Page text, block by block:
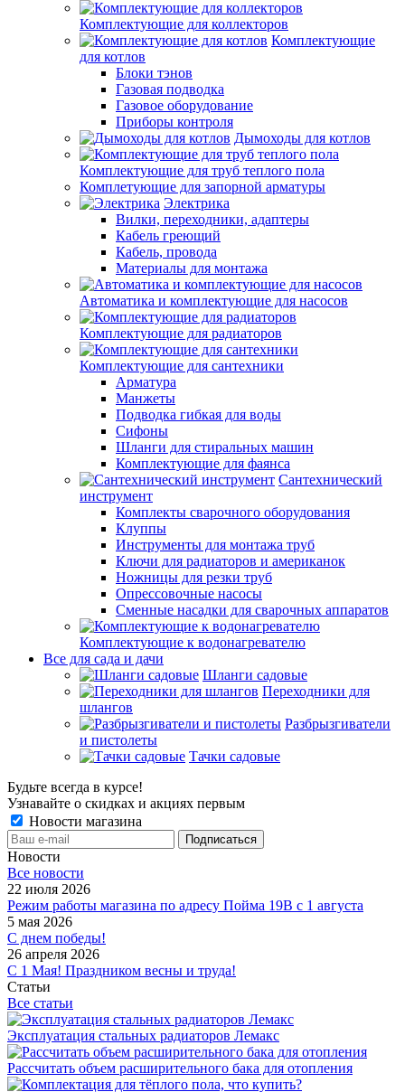
Комплектующие для коллекторов
Комплектующие
для котлов
Блоки тэнов
Газовая подводка
Газовое оборудование
Приборы контроля
Дымоходы для котлов
Комплектующие для труб теплого пола
Комплетующие для запорной арматуры
Электрика
Вилки, переходники, адаптеры
Кабель греющий
Кабель, провода
Материалы для монтажа
Автоматика и комплектующие для насосов
Комплектующие для радиаторов
Комплектующие для сантехники
Арматура
Манжеты
Подводка гибкая для воды
Сифоны
Шланги для стиральных машин
Комплектующие для фаянса
Сантехнический
инструмент
Комплекты сварочного оборудования
Клуппы
Инструменты для монтажа труб
Ключи для радиаторов и американок
Ножницы для резки труб
Опрессовочные насосы
Сменные насадки для сварочных аппаратов
Комплектующие к водонагревателю
Все для сада и дачи
Шланги садовые
Переходники для
шлангов
Разбрызгиватели
и пистолеты
Тачки садовые
Будьте всегда в курсе!
Узнавайте о скидках и акциях первым
Новости магазина
Новости
Все новости
22 июля 2026
Режим работы магазина по адресу Пойма 19В с 1 августа
5 мая 2026
С днем победы!
26 апреля 2026
С 1 Мая! Праздником весны и труда!
Статьи
Все статьи
Эксплуатация стальных радиаторов Лемакс
Рассчитать объем расширительного бака для отопления